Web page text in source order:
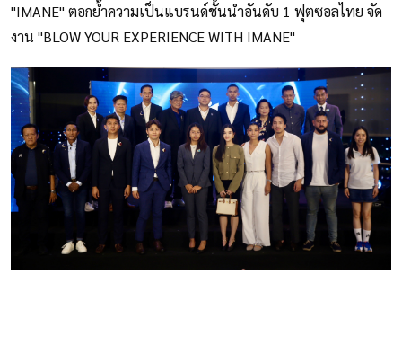
"IMANE" ตอกย้ำความเป็นแบรนด์ชั้นนำอันดับ 1 ฟุตซอลไทย จัด
งาน "BLOW YOUR EXPERIENCE WITH IMANE"